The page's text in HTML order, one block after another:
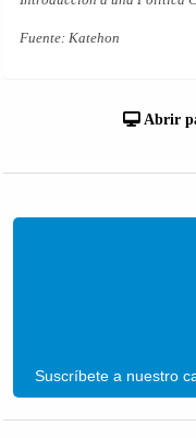
Fuente: Katehon
Abrir
Suscríbete a nuestro